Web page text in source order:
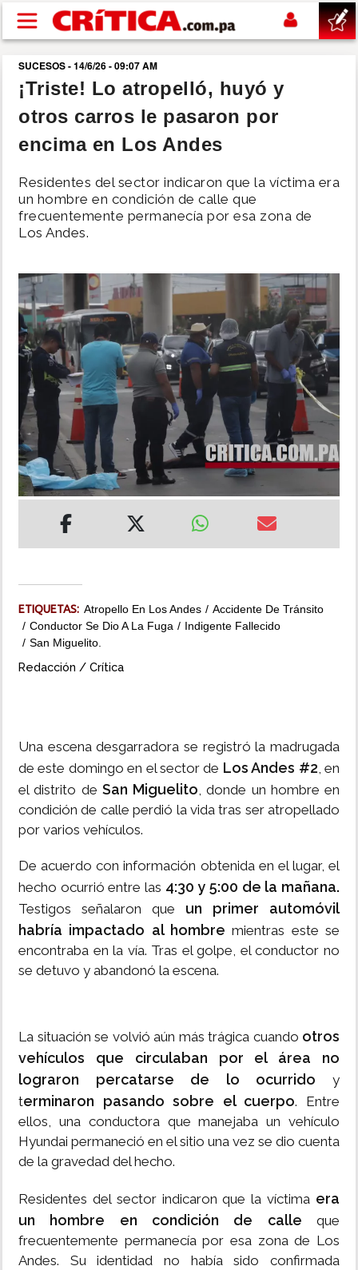
Pasar al contenido principal
buscar
SUCESOS
POLÍTICA
DEPORTES
MUNDO
INSÓLITAS
MULTIMEDIA
IMPRESO
SUCESOS - 14/6/26 - 09:07 AM
¡Triste! Lo atropelló, huyó y
otros carros le pasaron por
encima en Los Andes
Residentes del sector indicaron que la víctima era
un hombre en condición de calle que
frecuentemente permanecía por esa zona de
Los Andes.
ETIQUETAS: Atropello En Los Andes
Accidente De Tránsito
Conductor Se Dio A La Fuga
Indigente Fallecido
San Miguelito.
Redacción / Crítica
Una escena desgarradora se registró la madrugada
de este domingo en el sector de Los Andes #2, en
el distrito de San Miguelito, donde un hombre en
condición de calle perdió la vida tras ser atropellado
por varios vehículos.
De acuerdo con información obtenida en el lugar, el
hecho ocurrió entre las 4:30 y 5:00 de la mañana.
Testigos señalaron que un primer automóvil
habría impactado al hombre mientras este se
encontraba en la vía. Tras el golpe, el conductor no
se detuvo y abandonó la escena.
La situación se volvió aún más trágica cuando otros
vehículos que circulaban por el área no
lograron percatarse de lo ocurrido y
terminaron pasando sobre el cuerpo. Entre
ellos, una conductora que manejaba un vehículo
Hyundai permaneció en el sitio una vez se dio cuenta
de la gravedad del hecho.
Residentes del sector indicaron que la víctima era
un hombre en condición de calle que
frecuentemente permanecía por esa zona de Los
Andes. Su identidad no había sido confirmada